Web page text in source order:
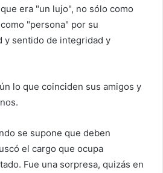
era "un lujo", no sólo como
"persona" por su
y sentido de integridad y
lo que coinciden sus amigos y
se supone que deben
el cargo que ocupa
Fue una sorpresa, quizás en